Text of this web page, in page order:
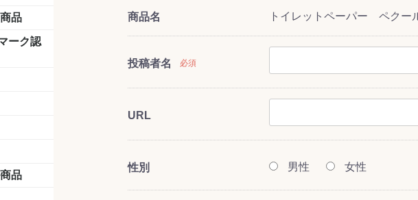
品
ーク認
樹脂ワックス(一般製品)
ドライメンテナンス用樹
水性・半樹脂製品
ニュートラ フロアケアシ
天然石材用・テラゾー・
コンクリート用
木床用ワックス
床用クリーナー
植物油用クリーナー
鉱物油用クリーナー
水性・半樹脂製品
ドライメンテナンス用樹
クリーナー製品
ショウ
品
商品名 トイレットペーパー ペク
投稿者名 必須
URL
性別 男性 女性